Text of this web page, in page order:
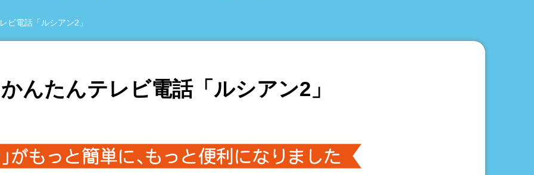
ビ電話「ルシアン2」
んたんテレビ電話「ルシアン2」